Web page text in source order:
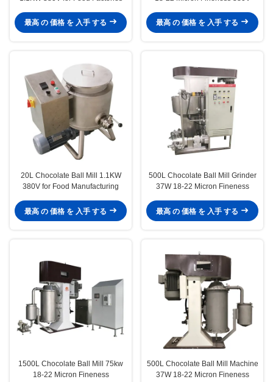
最高 の 価格 を 入手 する 最高 の 価格 を 入手 する
20L Chocolate Ball Mill 1.1KW
380V for Food Manufacturing
最高 の 価格 を 入手 する
500L Chocolate Ball Mill Grinder
37W 18-22 Micron Fineness
最高 の 価格 を 入手 する
1500L Chocolate Ball Mill 75kw
18-22 Micron Fineness
500L Chocolate Ball Mill Machine
37W 18-22 Micron Fineness